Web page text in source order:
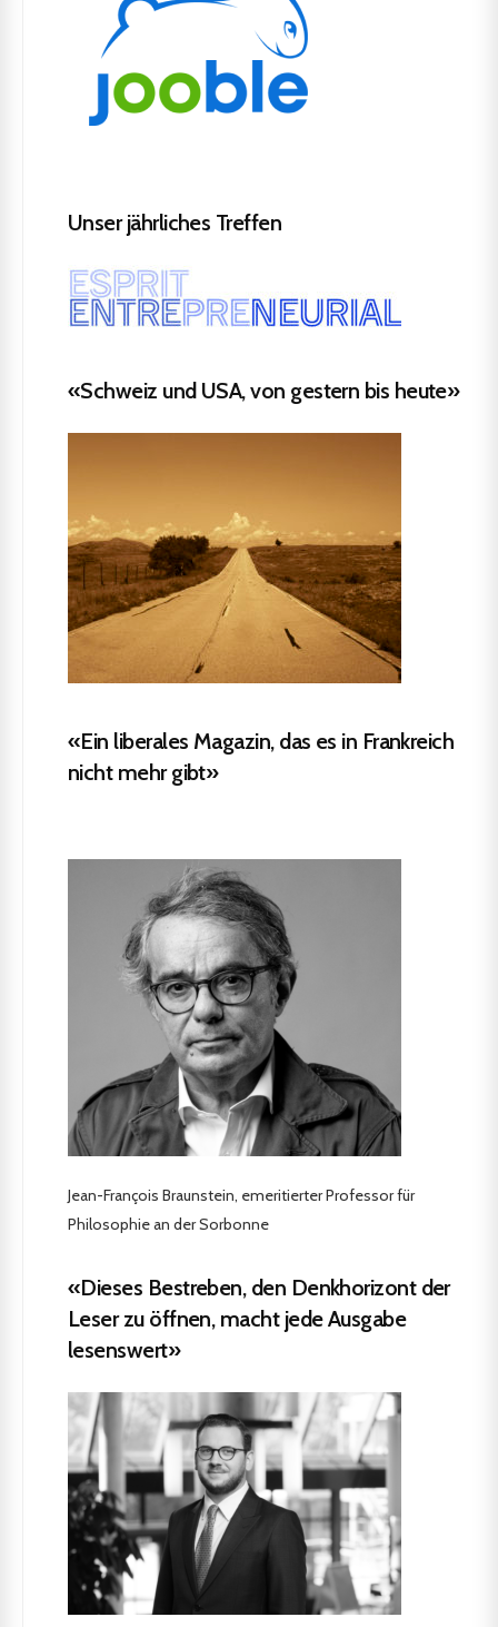
Unser jährliches Treffen
«Schweiz und USA, von gestern bis heute»
«Ein liberales Magazin, das es in Frankreich
nicht mehr gibt»
Jean-François Braunstein, emeritierter Professor für
Philosophie an der Sorbonne
«Dieses Bestreben, den Denkhorizont der
Leser zu öffnen, macht jede Ausgabe
lesenswert»